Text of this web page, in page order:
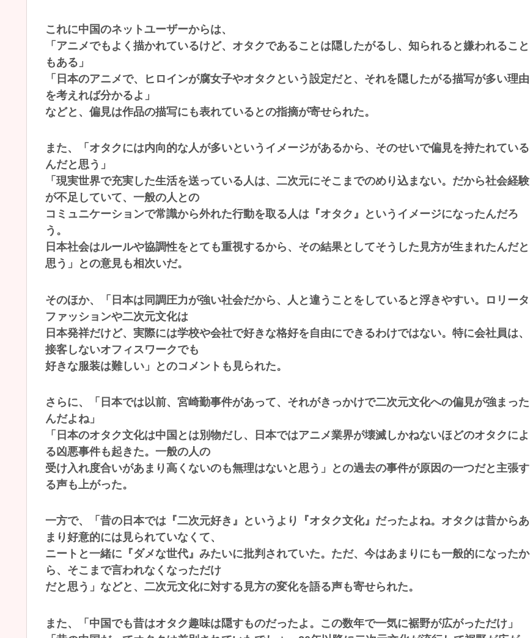
これに中国のネットユーザーからは、
「アニメでもよく描かれているけど、オタクであることは隠したがるし、知られると嫌われること
もある」
「日本のアニメで、ヒロインが腐女子やオタクという設定だと、それを隠したがる描写が多い理由
を考えれば分かるよ」
などと、偏見は作品の描写にも表れているとの指摘が寄せられた。
また、「オタクには内向的な人が多いというイメージがあるから、そのせいで偏見を持たれている
んだと思う」
「現実世界で充実した生活を送っている人は、二次元にそこまでのめり込まない。だから社会経験
が不足していて、一般の人との
コミュニケーションで常識から外れた行動を取る人は『オタク』というイメージになったんだろ
う。
日本社会はルールや協調性をとても重視するから、その結果としてそうした見方が生まれたんだと
思う」との意見も相次いだ。
そのほか、「日本は同調圧力が強い社会だから、人と違うことをしていると浮きやすい。ロリータ
ファッションや二次元文化は
日本発祥だけど、実際には学校や会社で好きな格好を自由にできるわけではない。特に会社員は、
接客しないオフィスワークでも
好きな服装は難しい」とのコメントも見られた。
さらに、「日本では以前、宮崎勤事件があって、それがきっかけで二次元文化への偏見が強まった
んだよね」
「日本のオタク文化は中国とは別物だし、日本ではアニメ業界が壊滅しかねないほどのオタクによ
る凶悪事件も起きた。一般の人の
受け入れ度合いがあまり高くないのも無理はないと思う」との過去の事件が原因の一つだと主張す
る声も上がった。
一方で、「昔の日本では『二次元好き』というより『オタク文化』だったよね。オタクは昔からあ
まり好意的には見られていなくて、
ニートと一緒に『ダメな世代』みたいに批判されていた。ただ、今はあまりにも一般的になったか
ら、そこまで言われなくなっただけ
だと思う」などと、二次元文化に対する見方の変化を語る声も寄せられた。
また、「中国でも昔はオタク趣味は隠すものだったよ。この数年で一気に裾野が広がっただけ」